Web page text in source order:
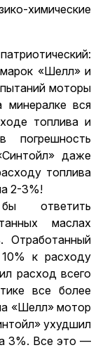
химические
«Шелл» и
моторы
минералке вся
топлива и
погрешность
даже
топлива
2-3%!
ответить
маслах
Отработанный
к расходу
расход всего
все более
«Шелл» мотор
ухудшил
3%. Все это —